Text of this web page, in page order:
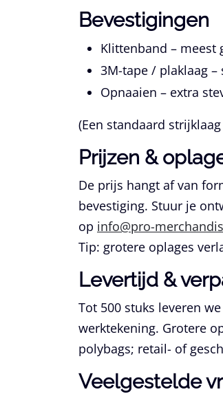
Bevestigingen
Klittenband – meest
3M-tape / plaklaag –
Opnaaien – extra
(Een standaard
Prijzen &
De prijs hangt af van
bevestiging. Stuur je
op info@pro-
Tip: grotere oplages
Levertijd &
Tot 500 stuks leveren
werktekening. Grotere
polybags; retail- of
Veelgestelde